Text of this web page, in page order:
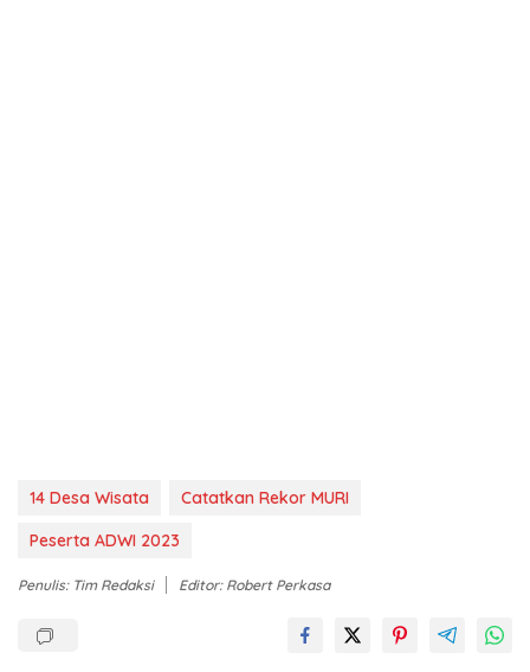
14 Desa Wisata
Catatkan Rekor MURI
Peserta ADWI 2023
Penulis: Tim Redaksi Editor: Robert Perkasa